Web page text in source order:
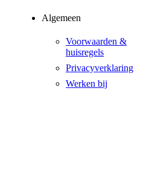
Algemeen
Voorwaarden &
huisregels
Privacyverklaring
Werken bij